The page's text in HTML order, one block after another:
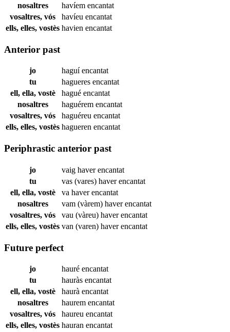
nosaltres
havíem encantat
vosaltres, vós
havíeu encantat
ells, elles, vostès havien encantat
Anterior past
jo haguíencantat
tu
hagueres encantat
ell, ella, vostè
hagué encantat
nosaltres
haguérem encantat
vosaltres, vós
haguéreu encantat
ells, elles, vostès hagueren encantat
Periphrastic anterior past
jo vaig haverencantat
tu
vas (vares) haverencantat
ell, ella, vostè
va haverencantat
nosaltres
vam (vàrem) haverencantat
vosaltres, vós
vau (vàreu) haverencantat
ells, elles, vostès van (varen) haverencantat
Future perfect
jo hauré encantat
tu
hauràs encantat
ell, ella, vostè
haurà encantat
nosaltres
haurem encantat
vosaltres, vós
haureu encantat
ells, elles, vostès hauran encantat